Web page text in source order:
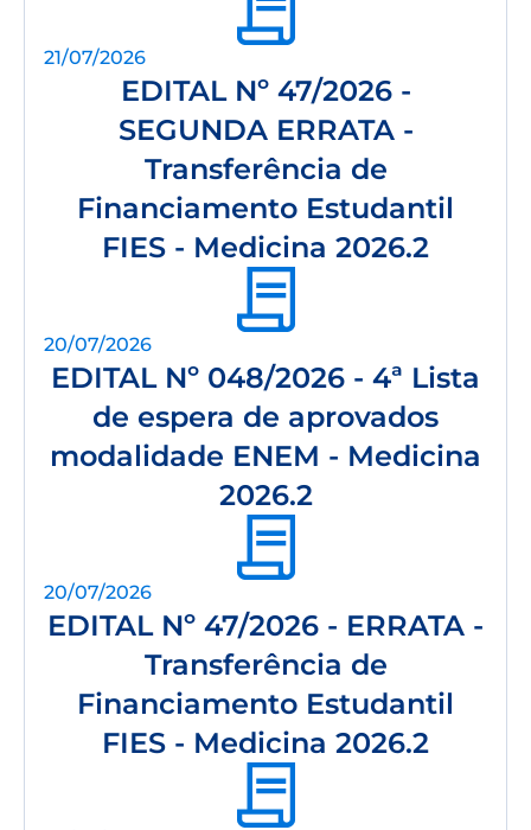
21/07/2026
EDITAL Nº 47/2026 -
SEGUNDA ERRATA -
Transferência de
Financiamento Estudantil
FIES - Medicina 2026.2
20/07/2026
EDITAL Nº 048/2026 - 4ª Lista
de espera de aprovados
modalidade ENEM - Medicina
2026.2
20/07/2026
EDITAL Nº 47/2026 - ERRATA -
Transferência de
Financiamento Estudantil
FIES - Medicina 2026.2